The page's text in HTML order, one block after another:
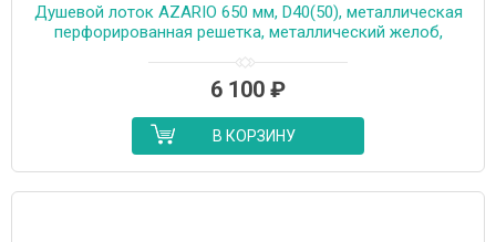
Душевой лоток AZARIO 650 мм, D40(50), металлическая
перфорированная решетка, металлический желоб,
6 100 ₽
В КОРЗИНУ